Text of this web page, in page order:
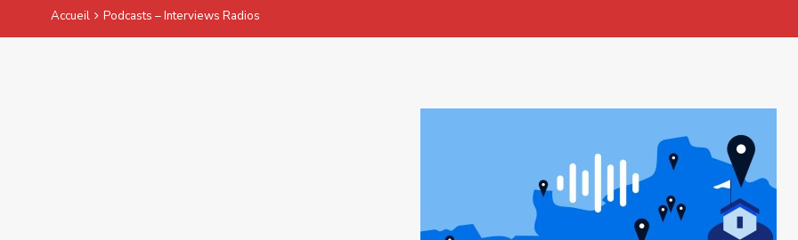
Accueil Podcasts – Interviews Radios